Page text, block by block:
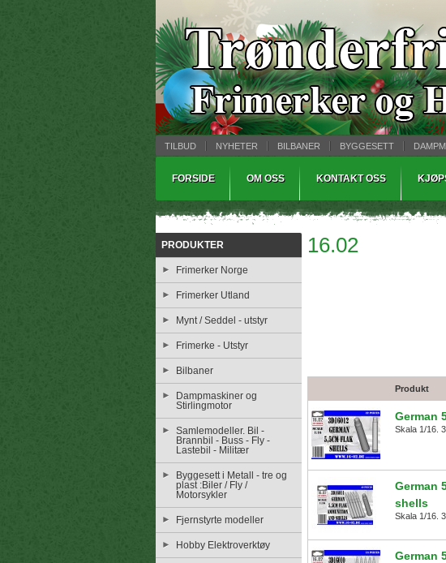
TILBUD NYHETER BILBANER BYGGESETT
FORSIDE OM OSS KONTAKT OSS
PRODUKTER
Frimerker Norge
Frimerker Utland
Mynt / Seddel - utstyr
Frimerke - Utstyr
Bilbaner
Dampmaskiner og
Stirlingmotor
Samlemodeller. Bil -
Brannbil - Buss - Fly -
Lastebil - Militær
Byggesett i Metall - tre og
plast :Biler / Fly /
Motorsykler
Fjernstyrte modeller
Hobby Elektroverktøy
16.02
Produkt
German
Skala 1/16.
German
shells
Skala 1/16.
German